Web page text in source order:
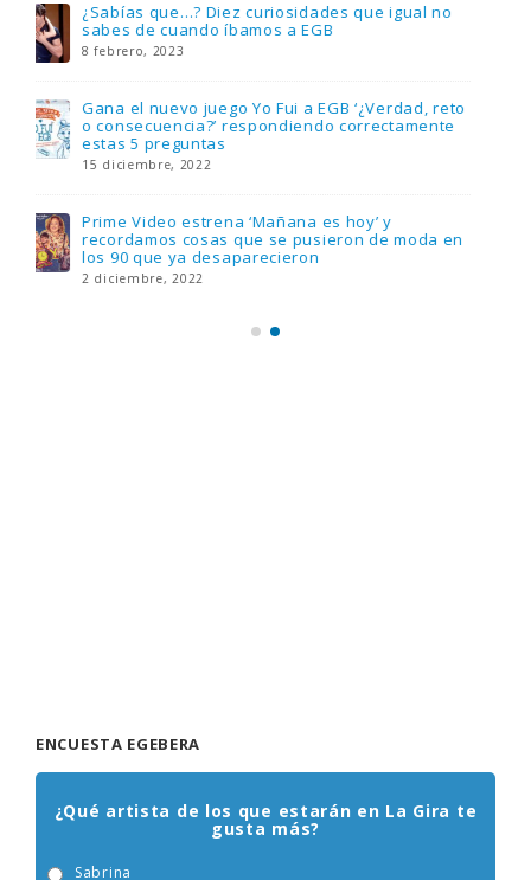
Gana una de las cuatro unidades de PLAYMOBIL
que sorteamos: Knight Rider – El coche
fantástico [finalizado]
FlixOlé nos divierte con su colección de
comedias de los 80 y 90 y regalamos tres
suscripciones anuales
Llega el nuevo juego de mesa Yo Fui a EGB:
Verdad, reto o consecuencia, con más
preguntas y atrevidas pruebas
ENCUESTA EGEBERA
¿Qué artista de los que estarán en La Gira te
gusta más?